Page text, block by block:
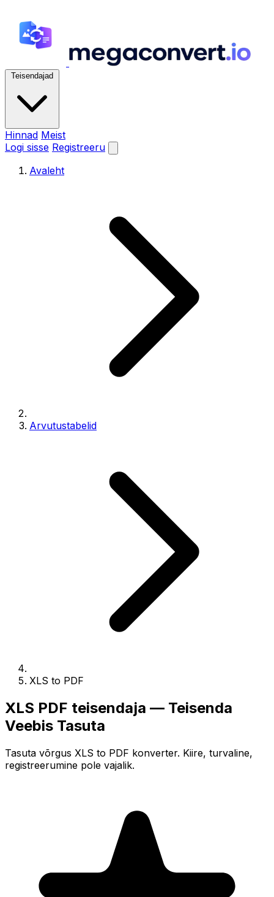
Teisendajad
Hinnad Meist
Logi sisse Registreeru
Avaleht
Arvutustabelid
XLS to PDF
XLS PDF teisendaja — Teisenda
Veebis Tasuta
Tasuta võrgus XLS to PDF konverter. Kiire, turvaline,
registreerumine pole vajalik.